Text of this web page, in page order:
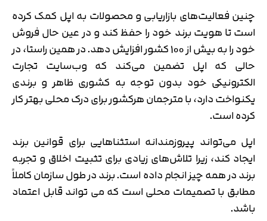
چنین فعالیت‌های بازاریابی و محصولات به اپل کمک کرده
است تا هویت برند خود را حفظ کند و در عین حال فروش
خود را به بیش از 100 کشور افزایش دهد. در همین راستا، در
حالی که اپل تضمین می‌کند که وب‌سایت تجارت
الکترونیکی خود بدون توجه به کشوری ظاهر و برندی
یکنواخت دارد، با مترجمان هرکشور برای درک محلی بهتر کار
کرده است.
اپل می‌تواند پیروزمندانه استثناهایی برای قوانین برند
ایجاد کند، زیرا تلاش‌های زیادی برای تثبیت اخلاق و تجربه
برند در همه چیز انجام داده است. برند در طول سازمان کاملاً
مطابق با تصمیمات محلی است که می تواند قابل اعتماد
باشد.